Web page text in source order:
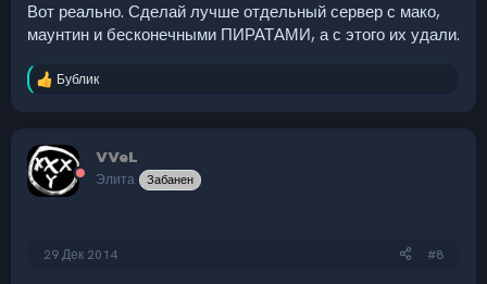
Вот реально. Сделай лучше отдельный сервер с мако,
маунтин и бесконечными ПИРАТАМИ, а с этого их удали.
Р
ц
и
и
Бублик
VVeL
Элита Забанен
29 Дек 2014 #8